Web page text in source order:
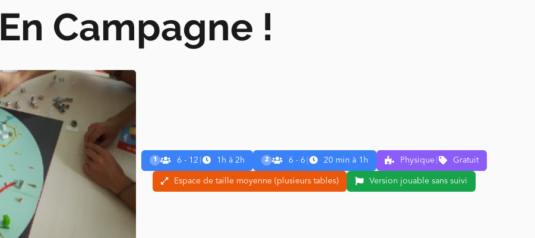
En Campagne !
1 6 - 12 1h à 2h 2 6 - 6 20 min à 1h Physique Gratuit
Espace de taille moyenne (plusieurs tables) Version jouable sans suivi